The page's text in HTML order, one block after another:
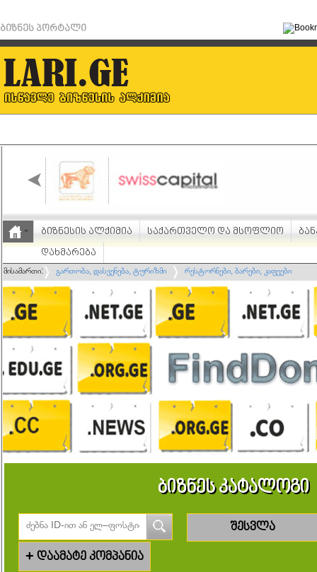
ბიზნეს პორტალი
ბიზნესის ალქიმია საქართველო და მსოფლიო
დახმარება
მისამართი: გართობა, დასვენება, ტურიზმი რესტორნები, ბარები, კაფეები
ბიზნეს კატალოგი
შესვლა
+ დაამატე კომპანია